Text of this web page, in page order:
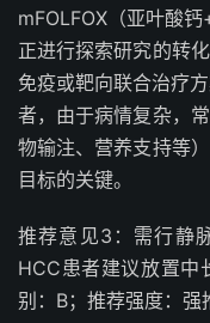
mFOLFOX （亚叶酸钙
正进行探索研究的转
免疫或靶向联合治疗
者，由于病情复杂，
物输注、营养支持等
目标的关键。
推荐意见3 ：需行静
HCC患者建议放置中
别： B；推荐强度：强